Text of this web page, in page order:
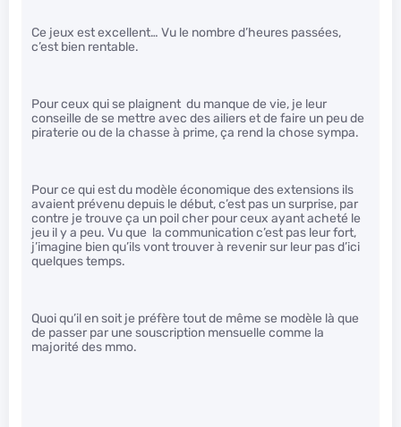
Ce jeux est excellent… Vu le nombre d’heures passées,
c’est bien rentable.
Pour ceux qui se plaignent du manque de vie, je leur
conseille de se mettre avec des ailiers et de faire un peu de
piraterie ou de la chasse à prime, ça rend la chose sympa.
Pour ce qui est du modèle économique des extensions ils
avaient prévenu depuis le début, c’est pas un surprise, par
contre je trouve ça un poil cher pour ceux ayant acheté le
jeu il y a peu. Vu que la communication c’est pas leur fort,
j’imagine bien qu’ils vont trouver à revenir sur leur pas d’ici
quelques temps.
Quoi qu’il en soit je préfère tout de même se modèle là que
de passer par une souscription mensuelle comme la
majorité des mmo.